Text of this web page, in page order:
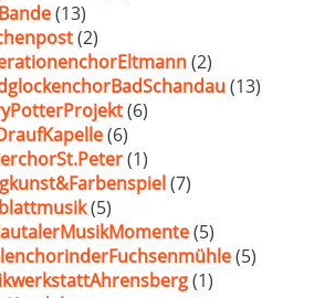
(13)
(2)
(2)
(13)
(6)
(6)
(1)
(7)
(5)
(5)
(5)
(1)